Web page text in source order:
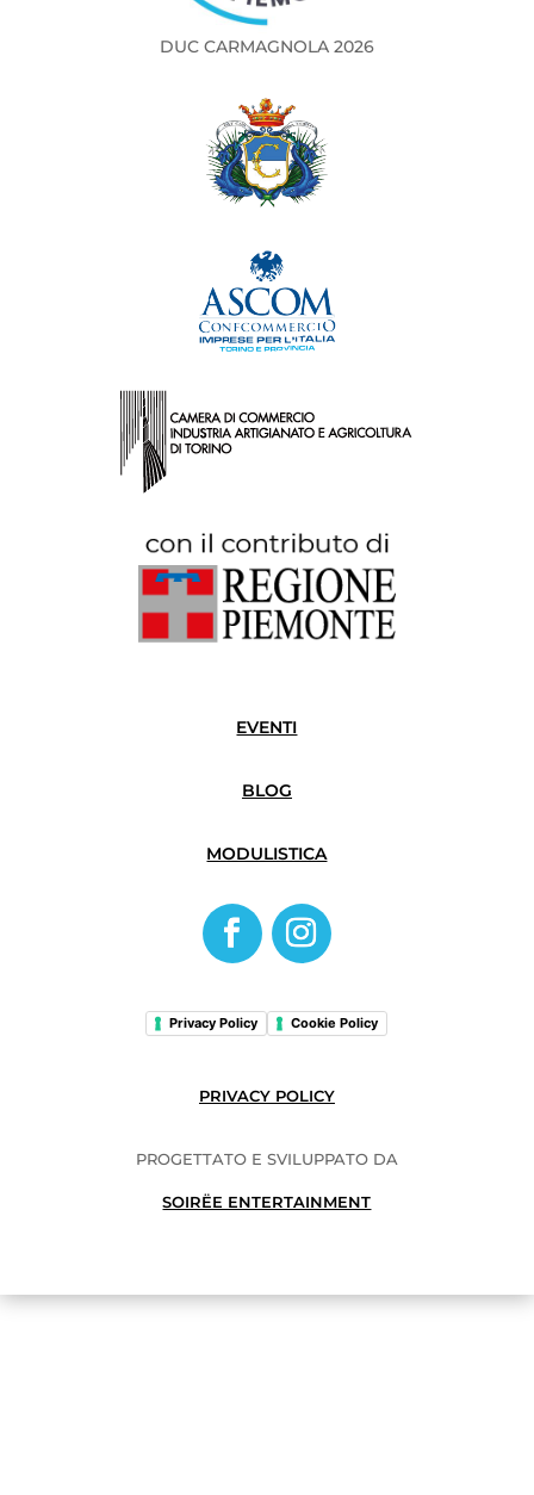
DUC CARMAGNOLA 2026
EVENTI
BLOG
MODULISTICA
Privacy Policy Cookie Policy
PRIVACY POLICY
PROGETTATO E SVILUPPATO DA
SOIRËE ENTERTAINMENT